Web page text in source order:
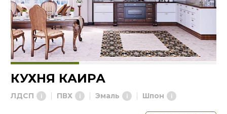
КУХНЯ КАИРА
ЛДСП ПВХ Эмаль Шпон